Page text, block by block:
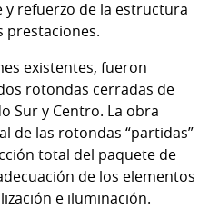
y refuerzo de la estructura
prestaciones.
existentes, fueron
rotondas cerradas de
Sur y Centro. La obra
de las rotondas “partidas”
total del paquete de
de los elementos
e iluminación.